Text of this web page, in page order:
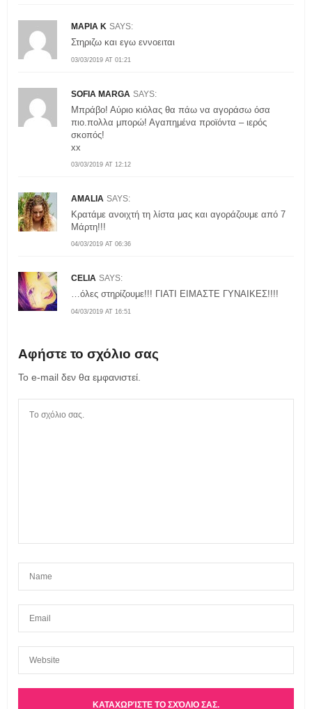
ΜΑΡΙΑ Κ SAYS:
03/03/2019 AT 01:21
Στηριζω και εγω εννοειται
SOFIA MARGA SAYS:
03/03/2019 AT 12:12
Μπράβο! Αύριο κιόλας θα πάω να αγοράσω όσα
πιο.πολλα μπορώ! Αγαπημένα προϊόντα – ιερός
σκοπός!
xx
AMALIA SAYS:
04/03/2019 AT 06:36
Κρατάμε ανοιχτή τη λίστα μας και αγοράζουμε από 7
Μάρτη!!!
CELIA SAYS:
04/03/2019 AT 16:51
…όλες στηρίζουμε!!! ΓΙΑΤΙ ΕΙΜΑΣΤΕ ΓΥΝΑΙΚΕΣ!!!!
Αφήστε το σχόλιο σας
Το e-mail δεν θα εμφανιστεί.